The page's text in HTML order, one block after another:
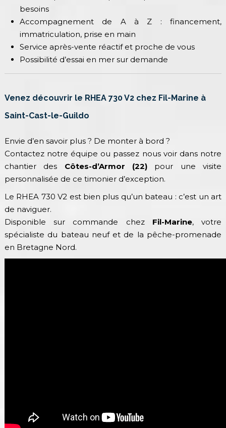
besoins
Accompagnement de A à Z : financement,
immatriculation, prise en main
Service après-vente réactif et proche de vous
Possibilité d’essai en mer sur demande
Venez découvrir le RHEA 730 V2 chez Fil-Marine à
Saint-Cast-le-Guildo
Envie d’en savoir plus ? De monter à bord ?
Contactez notre équipe ou passez nous voir dans notre
chantier des Côtes-d’Armor (22) pour une visite
personnalisée de ce timonier d’exception.
Le RHEA 730 V2 est bien plus qu’un bateau : c’est un art
de naviguer.
Disponible sur commande chez Fil-Marine, votre
spécialiste du bateau neuf et de la pêche-promenade
en Bretagne Nord.